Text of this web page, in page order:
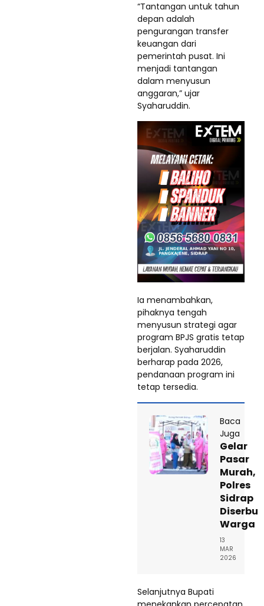
“Tantangan untuk tahun
depan adalah
pengurangan transfer
keuangan dari
pemerintah pusat. Ini
menjadi tantangan
dalam menyusun
anggaran,” ujar
Syaharuddin.
Ia menambahkan,
pihaknya tengah
menyusun strategi agar
program BPJS gratis tetap
berjalan. Syaharuddin
berharap pada 2026,
pendanaan program ini
tetap tersedia.
Baca
Juga
Gelar
Pasar
Murah,
Polres
Sidrap
Diserbu
Warga
13
MAR
2026
Selanjutnya Bupati